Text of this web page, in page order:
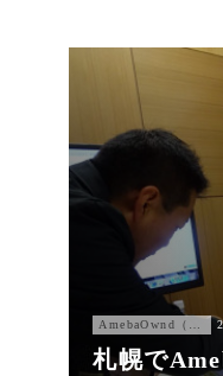
札幌で